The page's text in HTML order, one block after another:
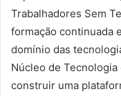
Trabalhadores Sem
formação continuada
domínio das
Núcleo de
construir uma